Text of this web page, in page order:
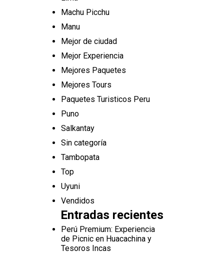
Machu Picchu
Manu
Mejor de ciudad
Mejor Experiencia
Mejores Paquetes
Mejores Tours
Paquetes Turisticos Peru
Puno
Salkantay
Sin categoría
Tambopata
Top
Uyuni
Vendidos
Entradas recientes
Perú Premium: Experiencia
de Picnic en Huacachina y
Tesoros Incas